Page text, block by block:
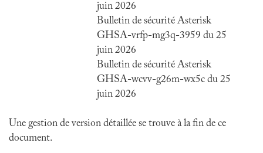
juin 2026
Bulletin de sécurité Asterisk
GHSA-vrfp-mg3q-3959 du 25
juin 2026
Bulletin de sécurité Asterisk
GHSA-wcvv-g26m-wx5c du 25
juin 2026
Une gestion de version détaillée se trouve à la fin de ce
document.